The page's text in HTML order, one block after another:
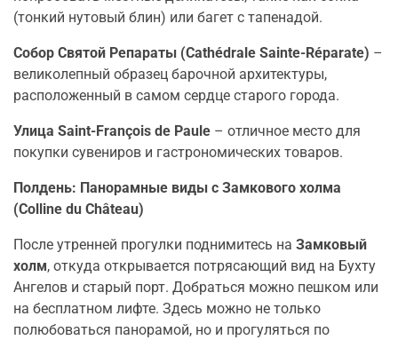
(тонкий нутовый блин) или багет с тапенадой.
Собор Святой Репараты (Cathédrale Sainte-Réparate) –
великолепный образец барочной архитектуры,
расположенный в самом сердце старого города.
Улица Saint-François de Paule – отличное место для
покупки сувениров и гастрономических товаров.
Полдень: Панорамные виды с Замкового холма
(Colline du Château)
После утренней прогулки поднимитесь на Замковый
холм, откуда открывается потрясающий вид на Бухту
Ангелов и старый порт. Добраться можно пешком или
на бесплатном лифте. Здесь можно не только
полюбоваться панорамой, но и прогуляться по